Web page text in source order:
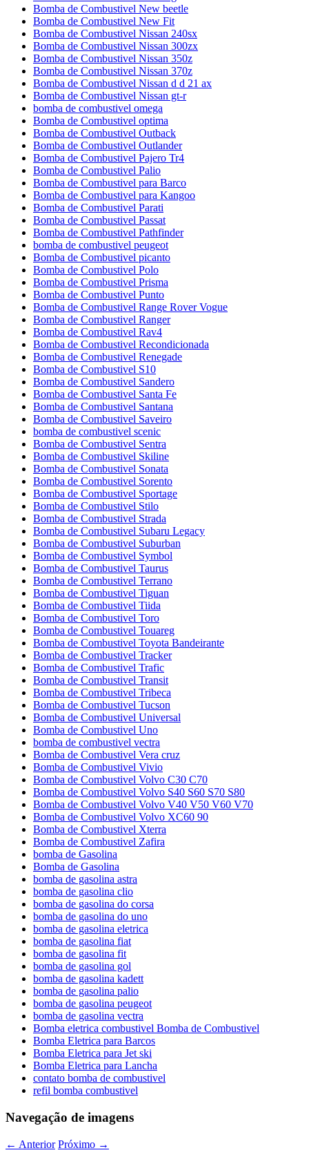
Bomba de Combustivel New beetle
Bomba de Combustivel New Fit
Bomba de Combustivel Nissan 240sx
Bomba de Combustivel Nissan 300zx
Bomba de Combustivel Nissan 350z
Bomba de Combustivel Nissan 370z
Bomba de Combustivel Nissan d d 21 ax
Bomba de Combustivel Nissan gt-r
bomba de combustivel omega
Bomba de Combustivel optima
Bomba de Combustivel Outback
Bomba de Combustivel Outlander
Bomba de Combustivel Pajero Tr4
Bomba de Combustivel Palio
Bomba de Combustivel para Barco
Bomba de Combustivel para Kangoo
Bomba de Combustivel Parati
Bomba de Combustivel Passat
Bomba de Combustivel Pathfinder
bomba de combustivel peugeot
Bomba de Combustivel picanto
Bomba de Combustivel Polo
Bomba de Combustivel Prisma
Bomba de Combustivel Punto
Bomba de Combustivel Range Rover Vogue
Bomba de Combustivel Ranger
Bomba de Combustivel Rav4
Bomba de Combustivel Recondicionada
Bomba de Combustivel Renegade
Bomba de Combustivel S10
Bomba de Combustivel Sandero
Bomba de Combustivel Santa Fe
Bomba de Combustivel Santana
Bomba de Combustivel Saveiro
bomba de combustivel scenic
Bomba de Combustivel Sentra
Bomba de Combustivel Skiline
Bomba de Combustivel Sonata
Bomba de Combustivel Sorento
Bomba de Combustivel Sportage
Bomba de Combustivel Stilo
Bomba de Combustivel Strada
Bomba de Combustivel Subaru Legacy
Bomba de Combustivel Suburban
Bomba de Combustivel Symbol
Bomba de Combustivel Taurus
Bomba de Combustivel Terrano
Bomba de Combustivel Tiguan
Bomba de Combustivel Tiida
Bomba de Combustivel Toro
Bomba de Combustivel Touareg
Bomba de Combustivel Toyota Bandeirante
Bomba de Combustivel Tracker
Bomba de Combustivel Trafic
Bomba de Combustivel Transit
Bomba de Combustivel Tribeca
Bomba de Combustivel Tucson
Bomba de Combustivel Universal
Bomba de Combustivel Uno
bomba de combustivel vectra
Bomba de Combustivel Vera cruz
Bomba de Combustivel Vivio
Bomba de Combustivel Volvo C30 C70
Bomba de Combustivel Volvo S40 S60 S70 S80
Bomba de Combustivel Volvo V40 V50 V60 V70
Bomba de Combustivel Volvo XC60 90
Bomba de Combustivel Xterra
Bomba de Combustivel Zafira
bomba de Gasolina
Bomba de Gasolina
bomba de gasolina astra
bomba de gasolina clio
bomba de gasolina do corsa
bomba de gasolina do uno
bomba de gasolina eletrica
bomba de gasolina fiat
bomba de gasolina fit
bomba de gasolina gol
bomba de gasolina kadett
bomba de gasolina palio
bomba de gasolina peugeot
bomba de gasolina vectra
Bomba eletrica combustivel Bomba de Combustivel
Bomba Eletrica para Barcos
Bomba Eletrica para Jet ski
Bomba Eletrica para Lancha
contato bomba de combustivel
refil bomba combustivel
Navegação de imagens
← Anterior Próximo →